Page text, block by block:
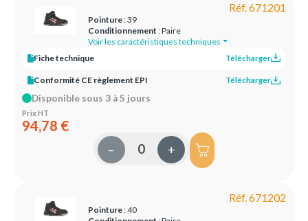
Réf. 671201
Pointure: 39
Conditionnement : Paire
Voir les caractéristiques techniques
Fiche technique
Télécharger
Conformité CE règlement EPI Télécharger
Disponible sous 3 à 5 jours
Prix HT
94,78 €
– +
Réf. 671202
Pointure: 40